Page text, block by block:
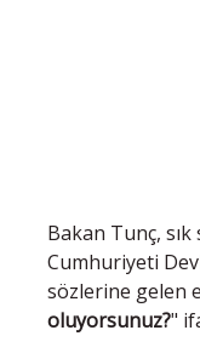
Bakan Tunç,
Cumhuriyeti
sözlerine gelen
oluyorsunuz?"